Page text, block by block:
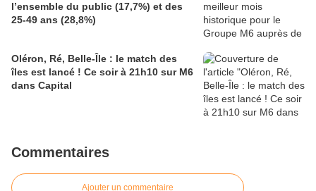
l’ensemble du public (17,7%) et des
25-49 ans (28,8%)
Oléron, Ré, Belle-Île : le match des
îles est lancé ! Ce soir à 21h10 sur M6
dans Capital
Commentaires
Ajouter un commentaire